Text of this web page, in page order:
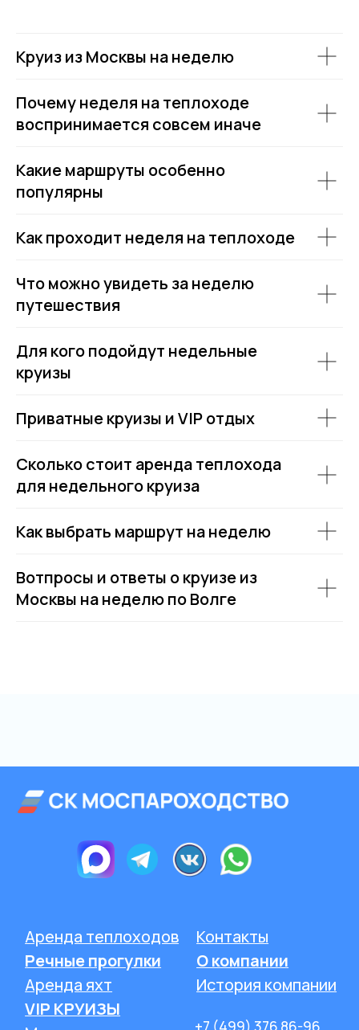
Круиз из Москвы на неделю
Почему неделя на теплоходе
воспринимается совсем иначе
Какие маршруты особенно
популярны
Как проходит неделя на теплоходе
Что можно увидеть за неделю
путешествия
Для кого подойдут недельные
круизы
Приватные круизы и VIP отдых
Сколько стоит аренда теплохода
для недельного круиза
Как выбрать маршрут на неделю
Вотпросы и ответы о круизе из
Москвы на неделю по Волге
Согласие на обработку персональных данных
Политика обработки персональных данных
Покровский бульвар,
ИП Зимин Дмитрий Вячеславович
ИНН 631625216995
+7 (499) 376 86-96
Аренда теплоходов
Речные прогулки
VIP КРУИЗЫ
Мероприятия
Выпускной
Контакты
О компании